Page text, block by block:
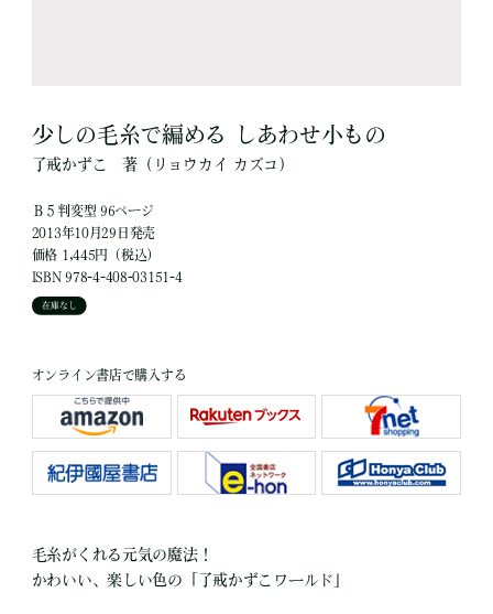
少しの毛糸で編める しあわせ小もの
了戒かずこ 著 （リョウカイ カズコ）
Ｂ５判変型 96ページ
2013年10月29日発売
価格 1,445円（税込）
ISBN 978-4-408-03151-4
在庫なし
オンライン書店で購入する
毛糸がくれる元気の魔法！
かわいい、楽しい色の「了戒かずこワールド」